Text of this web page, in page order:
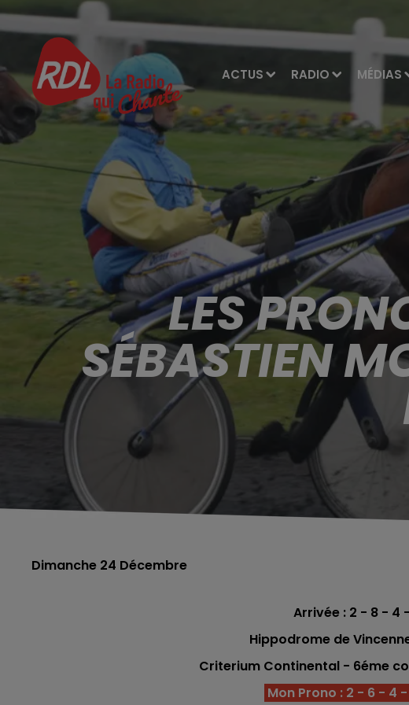
ACTUS RADIO MÉDIAS
LES
SÉBASTIEN
Dimanche 24 Décembre
Arrivée : 2 - 8 - 4
Hippodrome de
Criterium Continental - 6éme
Mon Prono : 2 - 6 - 4